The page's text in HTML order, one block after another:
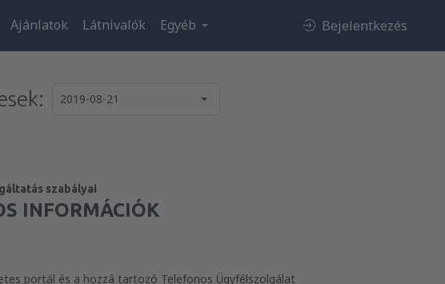
Ajánlatok Látnivalók Egyéb Bejelentkezés
2019-08-21
szabályai
INFORMÁCIÓK
portál és a hozzá tartozó Telefonos Ügyfélszolgálat